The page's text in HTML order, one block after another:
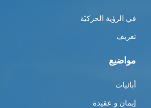
في الرؤية الحركيّة
تعريف
مواضيع
أبائيات
إيمان و عقيدة